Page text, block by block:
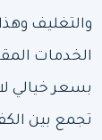
والتغليف
الخدمات
بسعر خيالي
تجمع بين